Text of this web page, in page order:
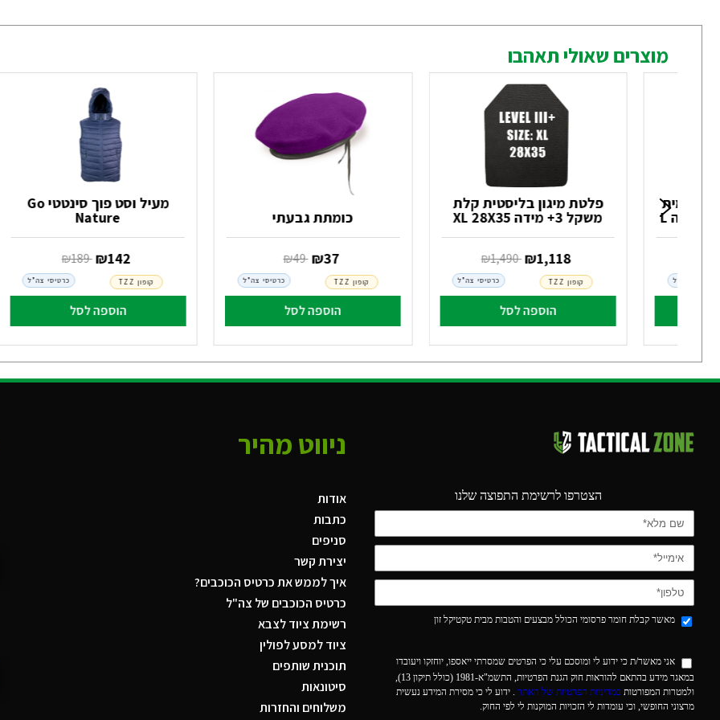
מוצרים שאולי תאהבו
קרמית
כרטיסי צה"ל
פלטת מיגון בליסטית קלת
משקל 3+ מידה XL 28X35
‏ ₪
1,490 ‏ ₪
1,118
הוספה לסל
כרטיסי צה"ל קופון TZZ
כומתת גבעתי
‏ ₪
49 37
הוספה לסל
כרטיסי צה"ל קופון TZZ
מעיל וסט פוך סינטטי Go
Nature
‏ ₪
189 142
הוספה לסל
כרטיסי צה"ל קופון TZZ
הצטרפו לרשימת התפוצה שלנו
מאשר קבלת חומר פרסומי הכולל מבצעים והטבות מבית טקטיקל זון
אני מאשר/ת כי ידוע לי ומוסכם עלי כי הפרטים שמסרתי ייאספו, יוחזקו ויעובדו
במאגר מידע בהתאם להוראות חוק הגנת הפרטיות, התשמ"א-1981 (כולל תיקון 13),
ולמטרות המפורטות במדיניות הפרטיות של האתר . ידוע לי כי מסירת המידע נעשית
מרצוני החופשי, וכי עומדות לי הזכויות המוקנות לי לפי החוק.
ניווט מהיר
אודות
כתבות
סניפים
יצירת קשר
איך לממש את כרטיס הכוכבים?
כרטיס הכוכבים של צה"ל
רשימת ציוד לצבא
ציוד למסע לפולין
תוכנית שותפים
סיטונאות
משלוחים והחזרות